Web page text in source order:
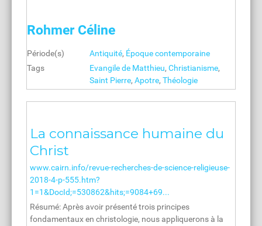
Rohmer Céline
Période(s) Antiquité, Époque contemporaine
Tags
Evangile de Matthieu, Christianisme,
Saint Pierre, Apotre, Théologie
La connaissance humaine du
Christ
www.cairn.info/revue-recherches-de-science-religieuse-
2018-4-p-555.htm?
1=1&DocId;=530862&hits;=9084+69...
Résumé: Après avoir présenté trois principes
fondamentaux en christologie, nous appliquerons à la